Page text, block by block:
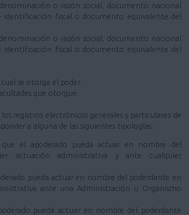
o razón social, documento nacional
identificación fiscal o documento equivalente del
o razón social, documento nacional
identificación fiscal o documento equivalente del
se otorga el poder.
que otorgue.
registros electrónicos generales y particulares de
a alguna de las siguientes tipologías:
el apoderado pueda actuar en nombre del
actuación administrativa y ante cualquier
pueda actuar en nombre del poderdante en
ante una Administración u Organismo
pueda actuar en nombre del poderdante